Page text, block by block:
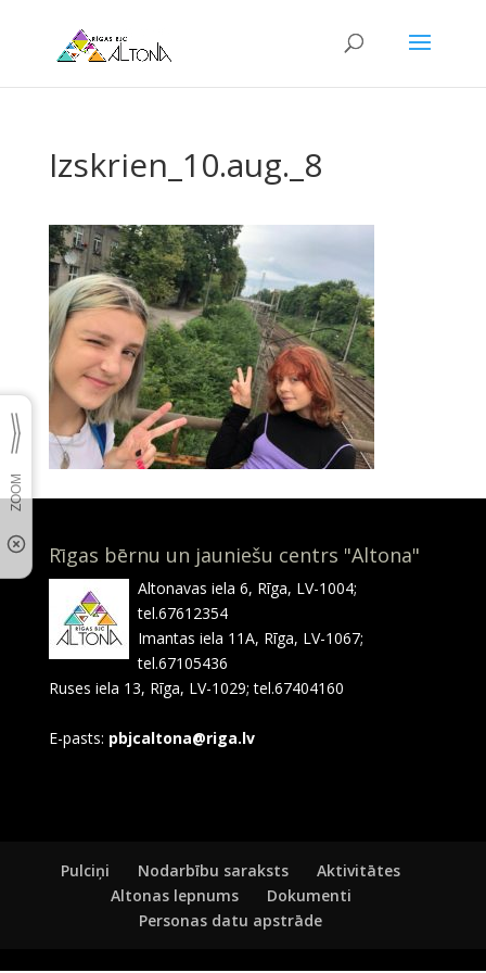
Izskrien_10.aug._8
Rīgas bērnu un jauniešu centrs "Altona"
Altonavas iela 6, Rīga, LV-1004;
tel.67612354
Imantas iela 11A, Rīga, LV-1067;
tel.67105436
Ruses iela 13, Rīga, LV-1029; tel.67404160
E-pasts: pbjcaltona@riga.lv
Pulciņi Nodarbību saraksts
Aktivitātes
Altonas lepnums
Dokumenti
Personas datu apstrāde